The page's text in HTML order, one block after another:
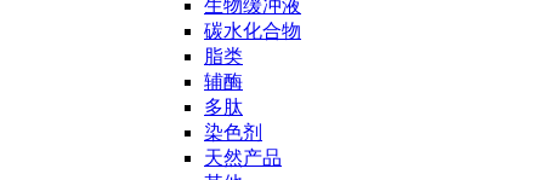
生物缓冲液
碳水化合物
脂类
辅酶
多肽
染色剂
天然产品